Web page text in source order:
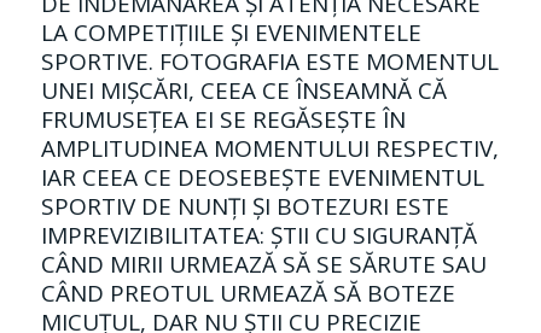
LA COMPETIȚIILE ŞI EVENIMENTELE
SPORTIVE. FOTOGRAFIA ESTE MOMENTUL
UNEI MIŞCĂRI, CEEA CE ÎNSEAMNĂ CĂ
FRUMUSEȚEA EI SE REGĂSEŞTE ÎN
AMPLITUDINEA MOMENTULUI RESPECTIV,
IAR CEEA CE DEOSEBEŞTE EVENIMENTUL
SPORTIV DE NUNȚI ŞI BOTEZURI ESTE
IMPREVIZIBILITATEA: ŞTII CU SIGURANȚĂ
CÂND MIRII URMEAZĂ SĂ SE SĂRUTE SAU
CÂND PREOTUL URMEAZĂ SĂ BOTEZE
MICUȚUL, DAR NU ŞTII CU PRECIZIE